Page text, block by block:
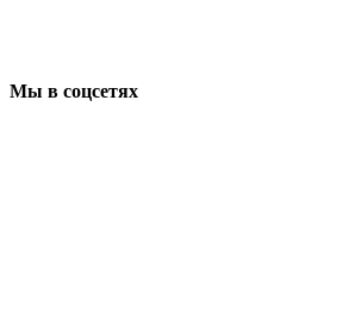
Мы в соцсетях